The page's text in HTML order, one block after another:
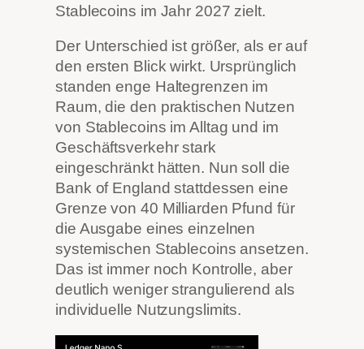
Stablecoins im Jahr 2027 zielt.
Der Unterschied ist größer, als er auf
den ersten Blick wirkt. Ursprünglich
standen enge Haltegrenzen im
Raum, die den praktischen Nutzen
von Stablecoins im Alltag und im
Geschäftsverkehr stark
eingeschränkt hätten. Nun soll die
Bank of England stattdessen eine
Grenze von 40 Milliarden Pfund für
die Ausgabe eines einzelnen
systemischen Stablecoins ansetzen.
Das ist immer noch Kontrolle, aber
deutlich weniger strangulierend als
individuelle Nutzungslimits.